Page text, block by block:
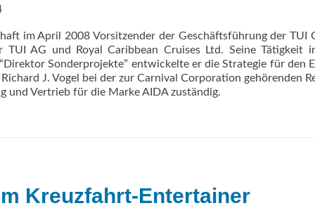
im April 2008 Vorsitzender der Geschäftsführung der TUI
TUI AG und Royal Caribbean Cruises Ltd. Seine Tätigkeit
Sonderprojekte” entwickelte er die Strategie für den
J. Vogel bei der zur Carnival Corporation gehörenden
und Vertrieb für die Marke AIDA zuständig.
Kreuzfahrt-Entertainer